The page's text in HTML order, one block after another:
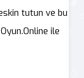
tutun ve bu
ile